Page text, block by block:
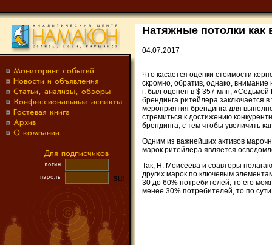
Натяжные потолки как
04.07.2017
Что касается оценки стоимости
скромно, обратив, однако,
г. был оценен в $ 357 млн,
брендинга ритейлера заключается
мероприятия брендинга для
стремиться к достижению
брендинга, с тем чтобы увеличить
Одним из важнейших активов
марок ритейлера является
Так, Н. Моисеева и соавторы
других марок по ключевым
30 до 60% потребителей, то его
менее 30% потребителей, то по